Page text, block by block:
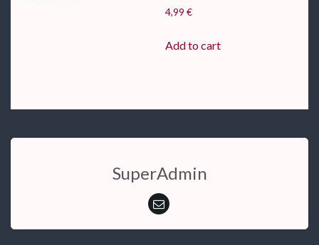
4,99 €
Add to cart
SuperAdmin